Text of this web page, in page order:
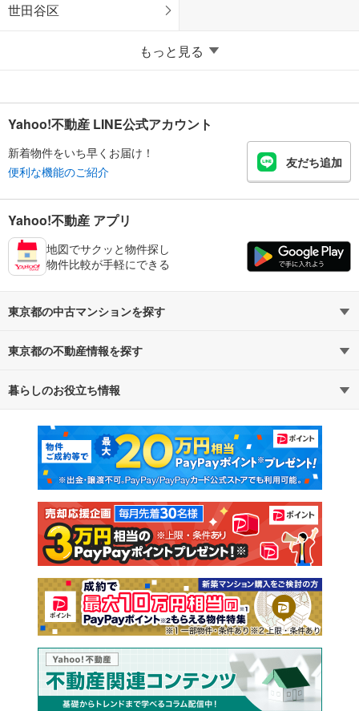
世田谷区
もっと見る
Yahoo!不動産 LINE公式アカウント
新着物件をいち早くお届け！
便利な機能のご紹介
友だち追加
Yahoo!不動産 アプリ
地図でサクッと物件探し
物件比較が手軽にできる
東京都の中古マンションを探す
路線・駅から探す
通勤・通学時間から探す
東京都の不動産情報を探す
不動産・住宅
新築マンション 中古マンション
新築一戸建て 中古一戸建て
注文住宅 土地
売却査定
暮らしのお役立ち情報
マンションカタログ 教えて！住まいの先生